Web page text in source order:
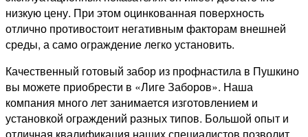
низкую цену. При этом оцинкованная поверхность
отлично противостоит негативным факторам внешней
среды, а само ограждение легко установить.
Качественный готовый забор из профнастила в Пушкино
вы можете приобрести в «Лиге Заборов». Наша
компания много лет занимается изготовлением и
установкой ограждений разных типов. Большой опыт и